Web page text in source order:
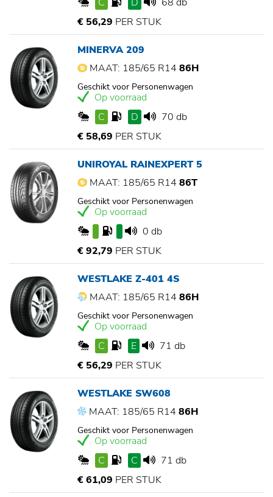
€ 56,29 PER STUK
MINERVA 209
MAAT: 185/65 R14 86H
Geschikt voor Personenwagen
Op voorraad
C
D
70 db
€ 58,69 PER STUK
UNIROYAL RAINEXPERT 5
MAAT: 185/65 R14 86T
Geschikt voor Personenwagen
Op voorraad
0 db
€ 92,79 PER STUK
WESTLAKE Z-401 4S
MAAT: 185/65 R14 86H
Geschikt voor Personenwagen
Op voorraad
C
E
71 db
€ 56,29 PER STUK
WESTLAKE SW608
MAAT: 185/65 R14 86H
Geschikt voor Personenwagen
Op voorraad
C
C
71 db
€ 61,09 PER STUK